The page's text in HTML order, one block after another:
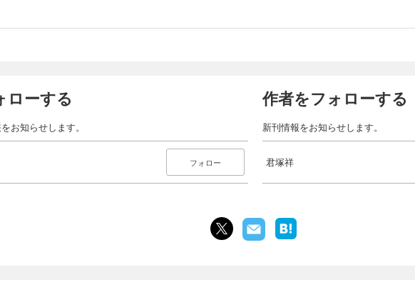
ローする
お知らせします。
フォロー
作者をフォローする
新刊情報をお知らせします。
君塚祥